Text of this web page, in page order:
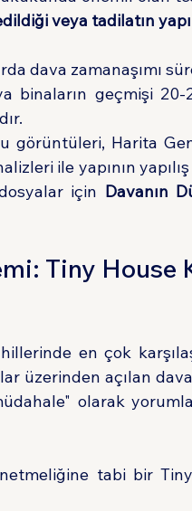
veya tadilatın
dava zamanaşımı
binaların geçmişi 20-
görüntüleri, Harita
ile yapının
için Davanın
Tiny House
en çok
üzerinden açılan
olarak
tabi bir